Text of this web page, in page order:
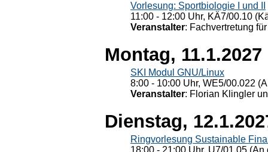
Vorlesung: Sportbiologie I und II
11:00 - 12:00 Uhr, KÄ7/00.10
Veranstalter: Fachvertretung
Montag, 11.1.2027
SKI Modul GNU/Linux
8:00 - 10:00 Uhr, WE5/00.022
Veranstalter: Florian Klingler
Dienstag,
Ringvorlesung Sustainable
18:00 - 21:00 Uhr, U7/01.05